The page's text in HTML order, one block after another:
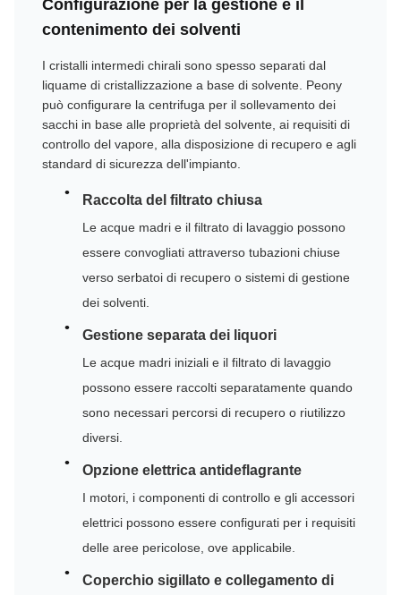
Configurazione per la gestione e il
contenimento dei solventi
I cristalli intermedi chirali sono spesso separati dal
liquame di cristallizzazione a base di solvente. Peony
può configurare la centrifuga per il sollevamento dei
sacchi in base alle proprietà del solvente, ai requisiti di
controllo del vapore, alla disposizione di recupero e agli
standard di sicurezza dell'impianto.
Raccolta del filtrato chiusa
Le acque madri e il filtrato di lavaggio possono
essere convogliati attraverso tubazioni chiuse
verso serbatoi di recupero o sistemi di gestione
dei solventi.
Gestione separata dei liquori
Le acque madri iniziali e il filtrato di lavaggio
possono essere raccolti separatamente quando
sono necessari percorsi di recupero o riutilizzo
diversi.
Opzione elettrica antideflagrante
I motori, i componenti di controllo e gli accessori
elettrici possono essere configurati per i requisiti
delle aree pericolose, ove applicabile.
Coperchio sigillato e collegamento di